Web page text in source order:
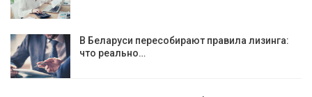
В Беларуси пересобирают правила лизинга:
что реально…